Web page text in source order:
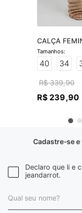
CALÇA
40 34
R$ 339,90
R$ 239,90
Cadastre-se
Declaro que li e
jeandarrot.